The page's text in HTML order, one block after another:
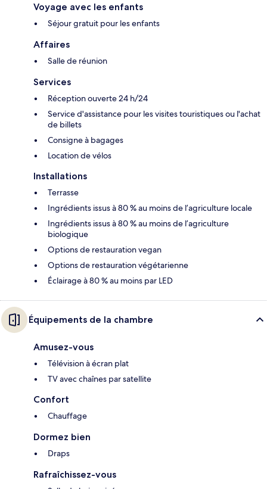
Voyage avec les enfants
Séjour gratuit pour les enfants
Affaires
Salle de réunion
Services
Réception ouverte 24 h/24
Service d'assistance pour les visites touristiques ou l'achat
de billets
Consigne à bagages
Location de vélos
Installations
Terrasse
Ingrédients issus à 80 % au moins de l’agriculture locale
Ingrédients issus à 80 % au moins de l’agriculture
biologique
Options de restauration vegan
Options de restauration végétarienne
Éclairage à 80 % au moins par LED
Équipements de la chambre
Amusez-vous
Télévision à écran plat
TV avec chaînes par satellite
Confort
Chauffage
Dormez bien
Draps
Rafraîchissez-vous